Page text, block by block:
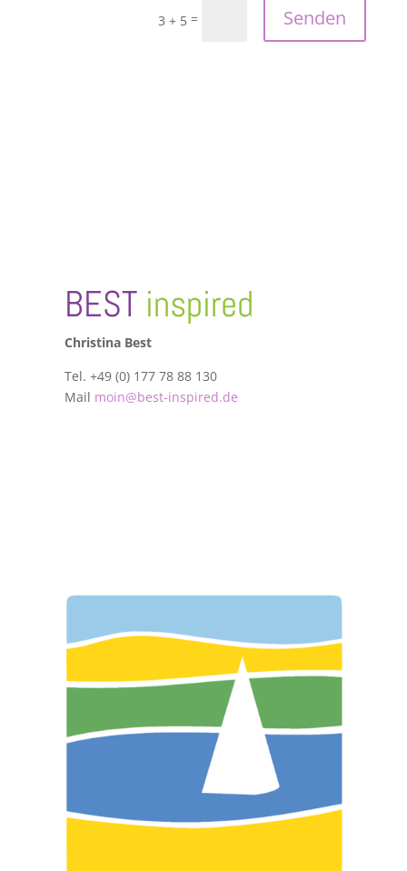
3 + 5 = Senden
BEST inspired
Christina Best
Tel. +49 (0) 177 78 88 130
Mail moin@best-inspired.de